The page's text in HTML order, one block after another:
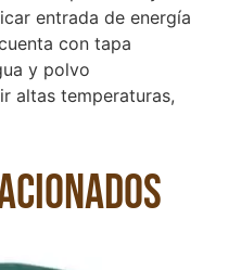
entrada de energía
con tapa
y polvo
altas temperaturas,